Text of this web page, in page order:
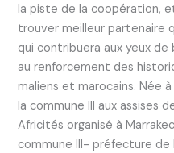
la piste de la coopération,
trouver meilleur partenaire
qui contribuera aux yeux de
au renforcement des
maliens et marocains. Née
la commune III aux assises
Africités organisé à
commune III- préfecture de